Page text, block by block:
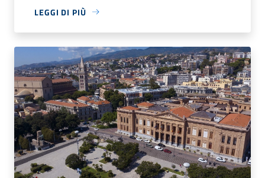
LEGGI DI PIÙ